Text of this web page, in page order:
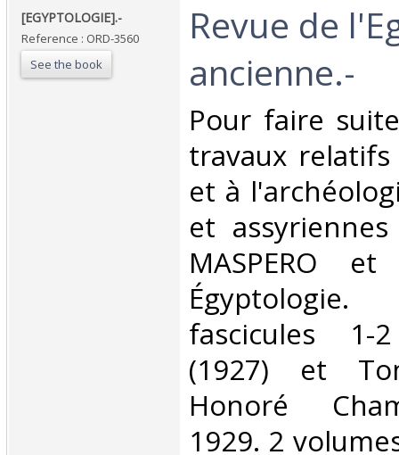
‎[EGYPTOLOGIE].-‎
Reference : ORD-3560
See the book
‎Revue de
ancienne.-‎
‎Pour faire
travaux
et à
et
MASPERO
fascicules 1-
(1927) et
Honoré
1929. 2